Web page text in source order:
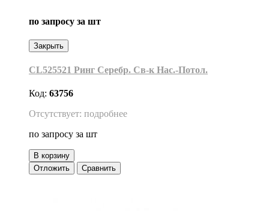
по запросу за шт
Закрыть
CL525521 Ринг Серебр. Св-к Нас.-Потол.
Код: 63756
Отсутствует: подробнее
по запросу за шт
В корзину
Отложить
Сравнить